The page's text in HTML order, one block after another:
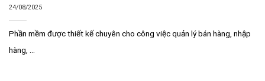
24/08/2025
Phần mềm được thiết kế chuyên cho công việc quản lý bán hàng, nhập
hàng, ...